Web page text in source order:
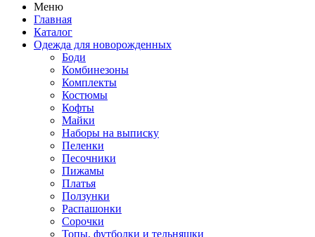
Меню
Главная
Каталог
Одежда для новорожденных
Боди
Комбинезоны
Комплекты
Костюмы
Кофты
Майки
Наборы на выписку
Пеленки
Песочники
Пижамы
Платья
Ползунки
Распашонки
Сорочки
Топы, футболки и тельняшки